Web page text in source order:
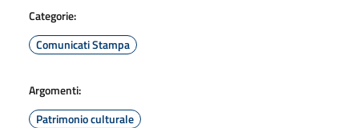
Categorie:
Comunicati Stampa
Argomenti:
Patrimonio culturale